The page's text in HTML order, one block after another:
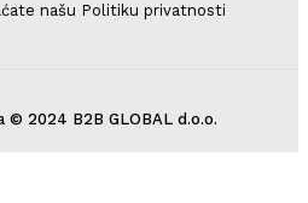
našu Politiku privatnosti
© 2024 B2B GLOBAL d.o.o.